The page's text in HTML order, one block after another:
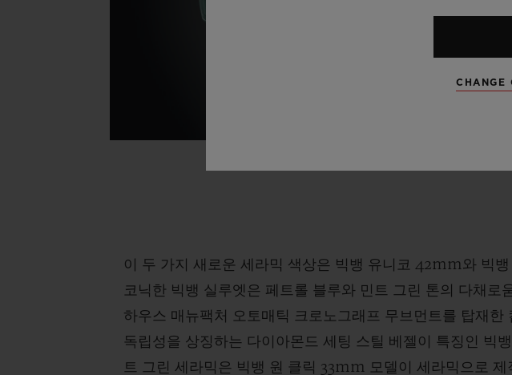
이 두 가지 새로운 세라믹 색상은 빅뱅 유니코 42mm와 빅
코닉한 빅뱅 실루엣은 페트롤 블루와 민트 그린 톤의 다채
하우스 매뉴팩처 오토매틱 크로노그래프 무브먼트를 탑재
독립성을 상징하는 다이아몬드 세팅 스틸 베젤이 특징인
트 그린 세라믹은 빅뱅 원 클릭 33mm 모델이 세라믹으로
CHANGE